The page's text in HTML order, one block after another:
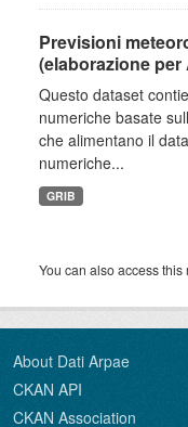
Previsioni
(elaborazione per
Questo dataset
numeriche basate
che alimentano il
numeriche...
GRIB
You can also access
About Dati Arpae
CKAN API
CKAN Association